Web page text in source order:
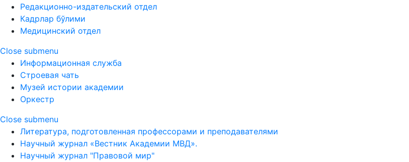
Редакционно-издательский отдел
Кадрлар бўлими
Медицинский отдел
Close submenu
Информационная служба
Строевая чать
Музей истории академии
Оркестр
Close submenu
Литература, подготовленная профессорами и преподавателями
Научный журнал «Вестник Академии МВД».
Научный журнал "Правовой мир"